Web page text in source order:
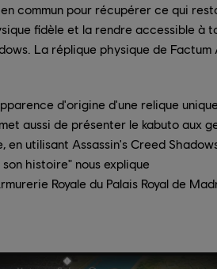
commun pour récupérer ce qui
fidèle et la rendre accessible à
La réplique physique de
d'origine d'une relique
aussi de présenter le kabuto aux
utilisant Assassin's Creed
histoire" nous explique
Royale du Palais Royal de